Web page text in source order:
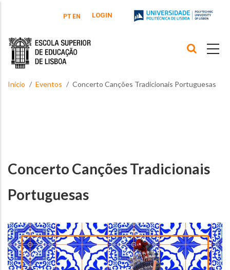
PT EN LOGIN
Início Eventos Concerto Canções Tradicionais Portuguesas
Concerto Canções Tradicionais
Portuguesas